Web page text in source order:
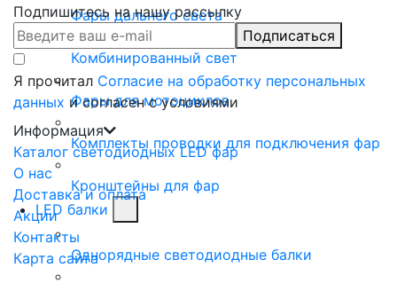
Фары дальнего света
Комбинированный свет
Фары для мотоциклов
Комплекты проводки для подключения фар
Кронштейны для фар
LED балки
Однорядные светодиодные балки
Подпишитесь на нашу рассылку
Подписаться
Я прочитал Согласие на обработку персональных
данных и согласен с условиями
Информация
Каталог светодиодных LED фар
О нас
Доставка и оплата
Акции
Контакты
Карта сайта